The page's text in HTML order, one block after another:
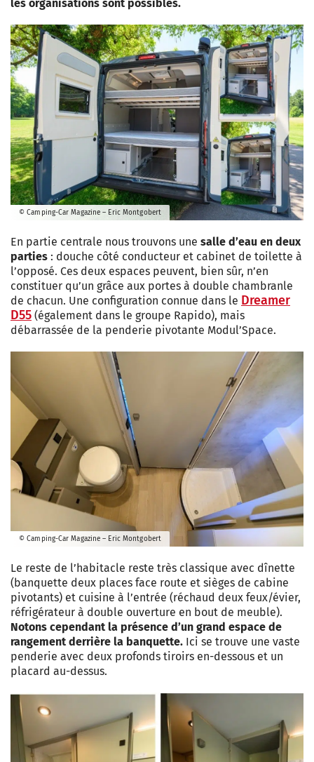
les organisations sont possibles.
© Camping-Car Magazine – Eric Montgobert
En partie centrale nous trouvons une salle d’eau en deux
parties : douche côté conducteur et cabinet de toilette à
l’opposé. Ces deux espaces peuvent, bien sûr, n’en
constituer qu’un grâce aux portes à double chambranle
de chacun. Une configuration connue dans le Dreamer
D55 (également dans le groupe Rapido), mais
débarrassée de la penderie pivotante Modul’Space.
© Camping-Car Magazine – Eric Montgobert
Le reste de l’habitacle reste très classique avec dînette
(banquette deux places face route et sièges de cabine
pivotants) et cuisine à l’entrée (réchaud deux feux/évier,
réfrigérateur à double ouverture en bout de meuble).
Notons cependant la présence d’un grand espace de
rangement derrière la banquette. Ici se trouve une vaste
penderie avec deux profonds tiroirs en-dessous et un
placard au-dessus.